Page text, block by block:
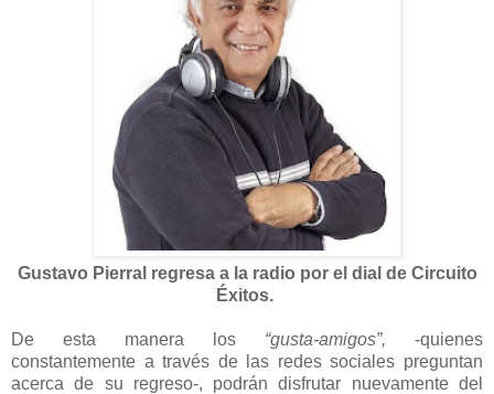
Gustavo Pierral regresa a la radio por el dial de Circuito
Éxitos.
De esta manera los “gusta-amigos”, -quienes
constantemente a través de las redes sociales preguntan
acerca de su regreso-, podrán disfrutar nuevamente del